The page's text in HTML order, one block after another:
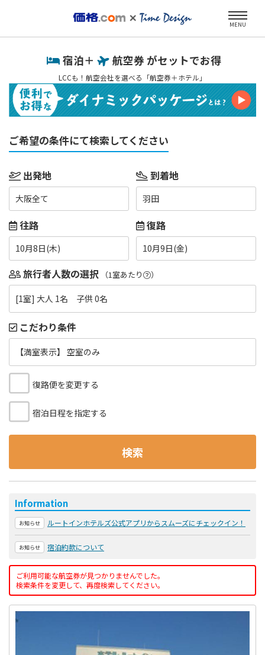
MENU
宿泊＋ 航空券 がセットでお得
LCCも！航空会社を選べる「航空券＋ホテル」
ご希望の条件にて検索してください
出発地
大阪全て
到着地
羽田
往路
10月8日(木)
復路
10月9日(金)
旅行者人数の選択 （1室あたり ）
[1室] 大人 1名 子供 0名
こだわり条件
【満室表示】 空室のみ
復路便を変更する
宿泊日程を指定する
検索
Information
お知らせ ルートインホテルズ公式アプリからスムーズにチェックイン！
お知らせ 宿泊約款について
ご利用可能な航空券が見つかりませんでした。
検索条件を変更して、再度検索してください。